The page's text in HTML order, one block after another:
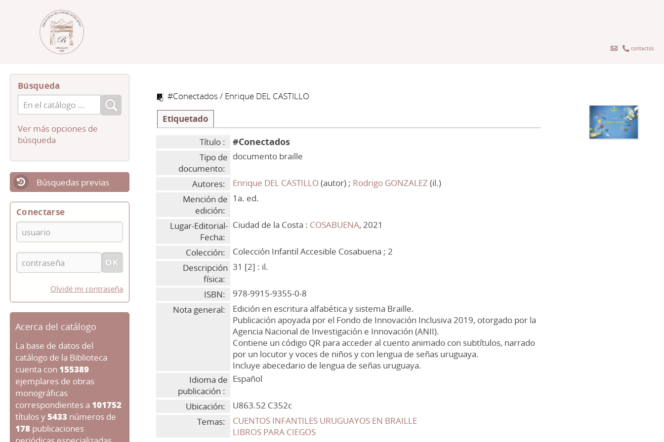
contactos
#Conectados / Enrique DEL CASTILLO
Etiquetado
Título : #Conectados
Tipo de
documento:
documento braille
Autores: Enrique DEL CASTILLO(autor) ; Rodrigo GONZALEZ (il.)
Mención de
edición:
1a. ed.
Lugar-Editorial-
Fecha:
Ciudad de la Costa : COSABUENA, 2021
Colección:
Colección Infantil Accesible Cosabuena ; 2
Descripción
física:
31 [2] : il.
ISBN:
978-9915-9355-0-8
Nota general:
Edición en escritura alfabética y sistema Braille.
Publicación apoyada por el Fondo de Innovación Inclusiva 2019, otorgado por la
Agencia Nacional de Investigación e Innovación (ANII).
Contiene un código QR para acceder al cuento animado con subtítulos, narrado
por un locutor y voces de niños y con lengua de señas uruguaya.
Incluye abecedario de lengua de señas uruguaya.
Idioma de
publicación :
Español
Ubicación:
U863.52 C352c
Temas:
CUENTOS INFANTILES URUGUAYOS EN BRAILLE
LIBROS PARA CIEGOS
Búsqueda
Ver más opciones de
búsqueda
Búsquedas previas
Conectarse
Olvidé mi contraseña
Acerca del catálogo
La base de datos del
catálogo de la Biblioteca
cuenta con 155389
ejemplares de obras
monográficas
correspondientes a 101752
títulos y5433 números de
178 publicaciones